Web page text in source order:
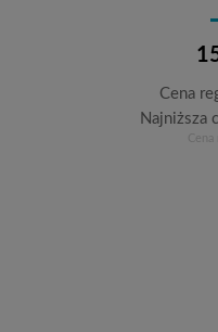
Cena
Najniższa